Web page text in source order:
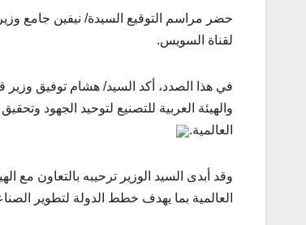
حضر مراسم التوقيع السيدة/ نيفين جامع
لقناة السويس.
في هذا الصدد، أكد السيد/ هشام توفيق وزير
والهيئة العربية للتصنيع لتوحيد الجهود
العالمية.
وقد أبدى السيد الوزير ترحيبه بالتعاون مع
العالمية بما يهدف خطط الدولة لتطوير